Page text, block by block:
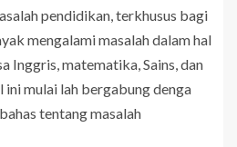
pendidikan, terkhusus bagi
mengalami masalah dalam hal
Inggris, matematika, Sains, dan
ini mulai lah bergabung denga
tentang masalah